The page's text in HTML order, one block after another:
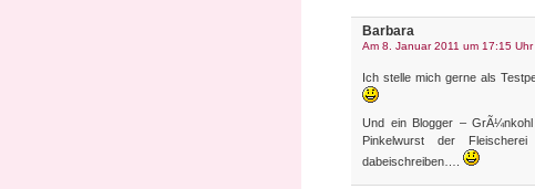
Barbara
Am 8. Januar 2011 um 17:15 Uhr
Ich stelle mich gerne als
Und ein Blogger –
Pinkelwurst der
dabeischreiben….